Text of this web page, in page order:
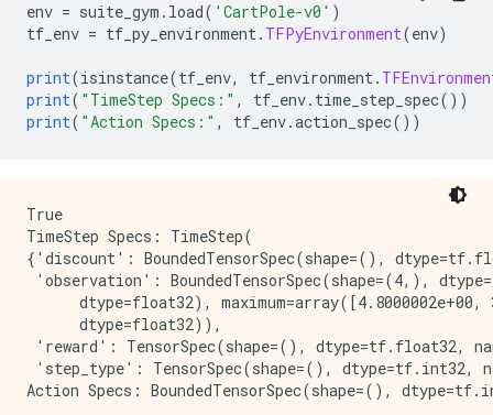
env = suite_gym . load( 'CartPole-v0' )
tf_env = tf_py_environment. TFPyEnvironment(env)
print(isinstance(tf_env, tf_environment.
print( "TimeStep Specs:" , tf_env. time_step_spec())
print( "Action Specs:" , tf_env.action_spec())
True
TimeStep Specs: TimeStep(
{'discount': BoundedTensorSpec(shape=(),
'observation': BoundedTensorSpec(shape=(4,),
dtype=float32),
      dtype=float32)),
'reward': TensorSpec(shape=(), dtype=tf.float32,
'step_type': TensorSpec(shape=(), dtype=tf.int32,